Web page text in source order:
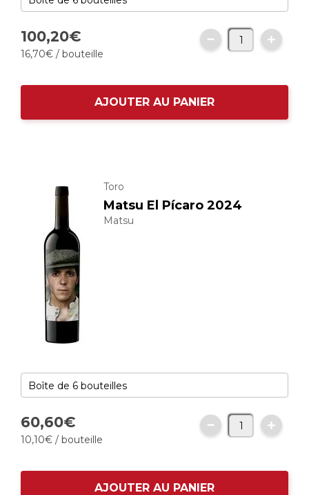
100,20€
16,70€ / bouteille
AJOUTER AU PANIER
Toro
Matsu El Pícaro 2024
Matsu
60,60€
10,10€ / bouteille
AJOUTER AU PANIER